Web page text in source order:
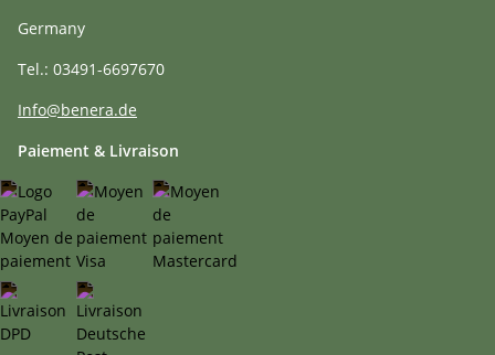
Germany
Tel.: 03491-6697670
Info@benera.de
Paiement & Livraison